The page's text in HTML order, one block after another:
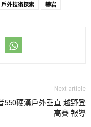
戶外技術探索 攀岩
Next article
550硬漢戶外垂直 越野登
高賽 報導